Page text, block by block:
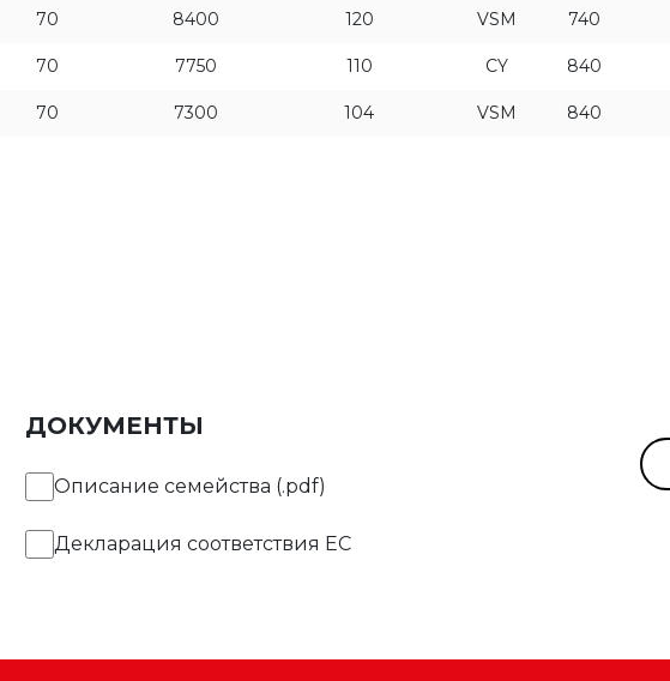
70 8400 120 VSM 740
70 7750 110 CY 840
70 7300 104 VSM 840
ДОКУМЕНТЫ
Описание семейства (.pdf)
Декларация соответствия EC